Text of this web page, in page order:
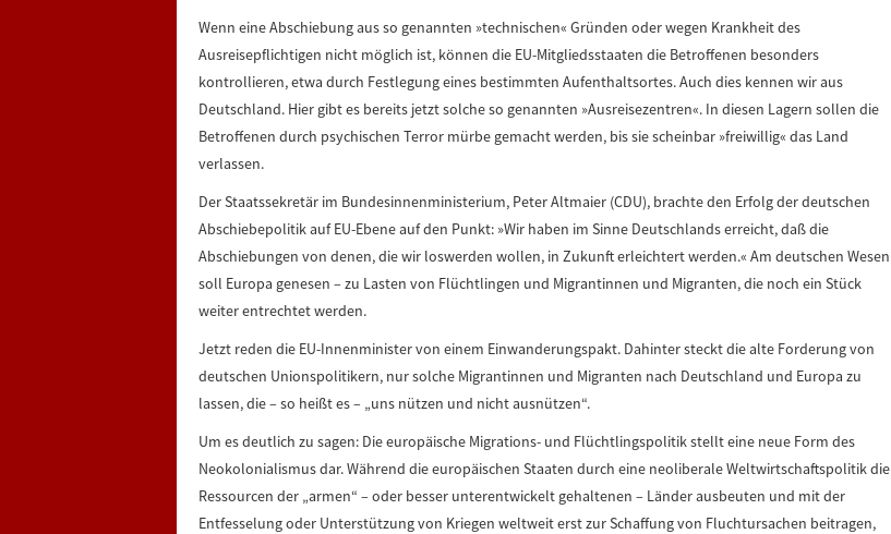
Wenn eine Abschiebung aus so genannten »technischen« Gründen oder wegen Krankheit des
Ausreisepflichtigen nicht möglich ist, können die EU-Mitgliedsstaaten die Betroffenen besonders
kontrollieren, etwa durch Festlegung eines bestimmten Aufenthaltsortes. Auch dies kennen wir aus
Deutschland. Hier gibt es bereits jetzt solche so genannten »Ausreisezentren«. In diesen Lagern sollen die
Betroffenen durch psychischen Terror mürbe gemacht werden, bis sie scheinbar »freiwillig« das Land
verlassen.
Der Staatssekretär im Bundesinnenministerium, Peter Altmaier (CDU), brachte den Erfolg der deutschen
Abschiebepolitik auf EU-Ebene auf den Punkt: »Wir haben im Sinne Deutschlands erreicht, daß die
Abschiebungen von denen, die wir loswerden wollen, in Zukunft erleichtert werden.« Am deutschen Wesen
soll Europa genesen – zu Lasten von Flüchtlingen und Migrantinnen und Migranten, die noch ein Stück
weiter entrechtet werden.
Jetzt reden die EU-Innenminister von einem Einwanderungspakt. Dahinter steckt die alte Forderung von
deutschen Unionspolitikern, nur solche Migrantinnen und Migranten nach Deutschland und Europa zu
lassen, die – so heißt es – „uns nützen und nicht ausnützen“.
Um es deutlich zu sagen: Die europäische Migrations- und Flüchtlingspolitik stellt eine neue Form des
Neokolonialismus dar. Während die europäischen Staaten durch eine neoliberale Weltwirtschaftspolitik die
Ressourcen der „armen“ – oder besser unterentwickelt gehaltenen – Länder ausbeuten und mit der
Entfesselung oder Unterstützung von Kriegen weltweit erst zur Schaffung von Fluchtursachen beitragen,